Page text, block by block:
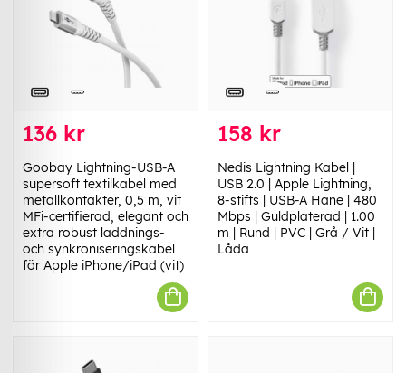
136 kr
Goobay Lightning-USB-A
supersoft textilkabel med
metallkontakter, 0,5 m, vit
MFi-certifierad, elegant och
extra robust laddnings-
och synkroniseringskabel
för Apple iPhone/iPad (vit)
158 kr
Nedis Lightning Kabel |
USB 2.0 | Apple Lightning,
8-stifts | USB-A Hane | 480
Mbps | Guldplaterad | 1.00
m | Rund | PVC | Grå / Vit |
Låda